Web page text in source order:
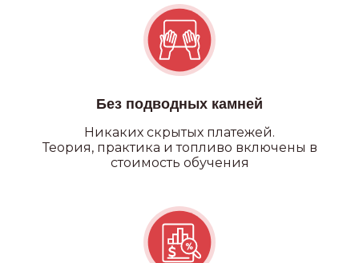
Без подводных камней
Никаких скрытых платежей.
Теория, практика и топливо включены в
стоимость обучения
Категория А